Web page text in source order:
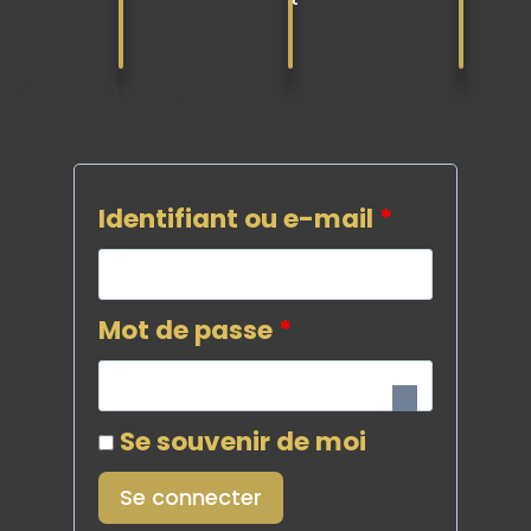
Identifiant ou e-mail *
Mot de passe *
Se souvenir de moi
Se connecter